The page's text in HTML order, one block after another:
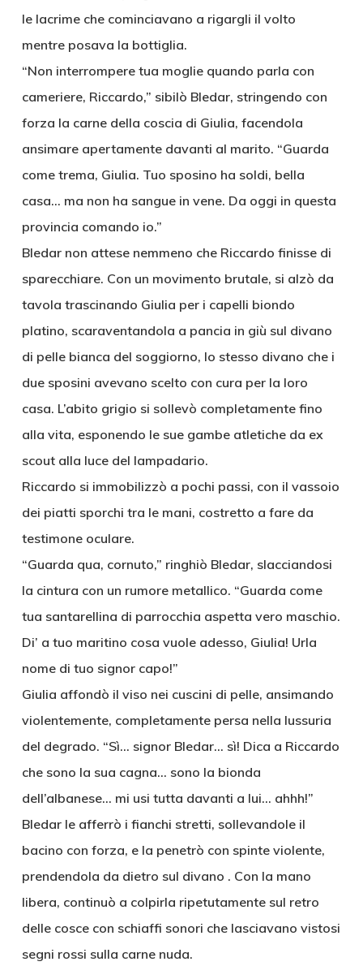
le lacrime che cominciavano a rigargli il volto
mentre posava la bottiglia.
“Non interrompere tua moglie quando parla con
cameriere, Riccardo,” sibilò Bledar, stringendo con
forza la carne della coscia di Giulia, facendola
ansimare apertamente davanti al marito. “Guarda
come trema, Giulia. Tuo sposino ha soldi, bella
casa… ma non ha sangue in vene. Da oggi in questa
provincia comando io.”
Bledar non attese nemmeno che Riccardo finisse di
sparecchiare. Con un movimento brutale, si alzò da
tavola trascinando Giulia per i capelli biondo
platino, scaraventandola a pancia in giù sul divano
di pelle bianca del soggiorno, lo stesso divano che i
due sposini avevano scelto con cura per la loro
casa. L’abito grigio si sollevò completamente fino
alla vita, esponendo le sue gambe atletiche da ex
scout alla luce del lampadario.
Riccardo si immobilizzò a pochi passi, con il vassoio
dei piatti sporchi tra le mani, costretto a fare da
testimone oculare.
“Guarda qua, cornuto,” ringhiò Bledar, slacciandosi
la cintura con un rumore metallico. “Guarda come
tua santarellina di parrocchia aspetta vero maschio.
Di’ a tuo maritino cosa vuole adesso, Giulia! Urla
nome di tuo signor capo!”
Giulia affondò il viso nei cuscini di pelle, ansimando
violentemente, completamente persa nella lussuria
del degrado. “Sì… signor Bledar… sì! Dica a Riccardo
che sono la sua cagna… sono la bionda
dell’albanese… mi usi tutta davanti a lui… ahhh!”
Bledar le afferrò i fianchi stretti, sollevandole il
bacino con forza, e la penetrò con spinte violente,
prendendola da dietro sul divano . Con la mano
libera, continuò a colpirla ripetutamente sul retro
delle cosce con schiaffi sonori che lasciavano vistosi
segni rossi sulla carne nuda.